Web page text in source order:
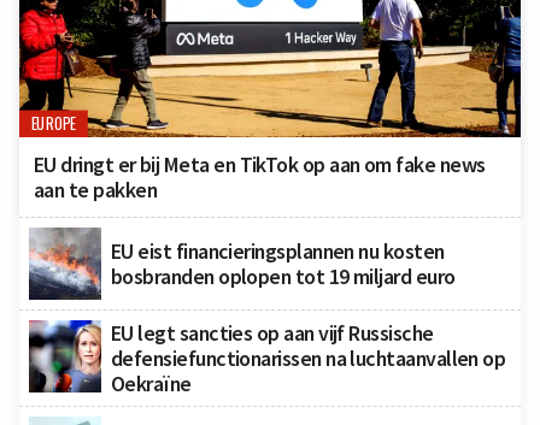
EUROPE
EU dringt er bij Meta en TikTok op aan om fake news
aan te pakken
EU eist financieringsplannen nu kosten
bosbranden oplopen tot 19 miljard euro
EU legt sancties op aan vijf Russische
defensiefunctionarissen na luchtaanvallen op
Oekraïne